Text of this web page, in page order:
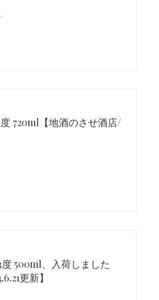
720ml【地酒のさせ酒店/
500ml、入荷しました
更新】